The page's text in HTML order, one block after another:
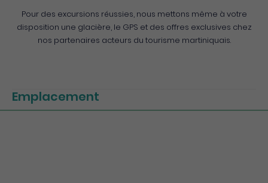
Pour des excursions réussies, nous mettons même à votre
disposition une glacière, le GPS et des offres exclusives chez
nos partenaires acteurs du tourisme martiniquais.
Emplacement